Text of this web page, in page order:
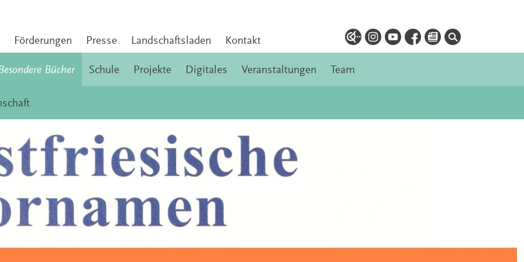
Förderungen Presse Landschaftsladen Kontakt
Bücher Schule Projekte Digitales Veranstaltungen Team